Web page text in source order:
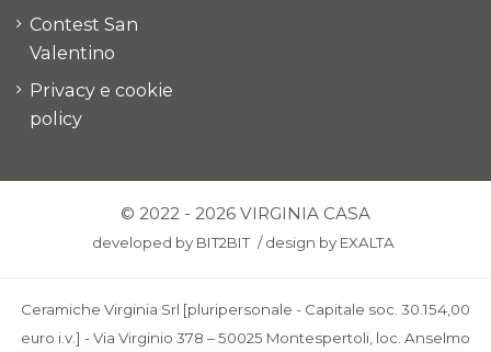
Contest San
Valentino
Privacy e cookie
policy
© 2022 - 2026 VIRGINIA CASA
developed by BIT2BIT /design by EXALTA
Ceramiche Virginia Srl [pluripersonale - Capitale soc. 30.154,00
euro i.v.] - Via Virginio 378 – 50025 Montespertoli, loc. Anselmo